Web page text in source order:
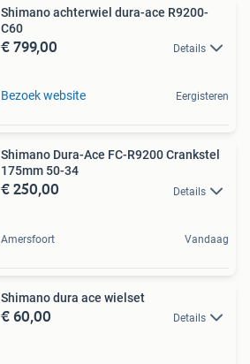
Shimano achterwiel dura-ace R9200-
C60
€ 799,00 Details
Bezoek website Eergisteren
Shimano Dura-Ace FC-R9200 Crankstel
175mm 50-34
€ 250,00 Details
Amersfoort Vandaag
Shimano dura ace wielset
€ 60,00 Details